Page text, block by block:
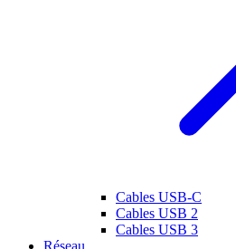
Cables USB-C
Cables USB 2
Cables USB 3
Réseau